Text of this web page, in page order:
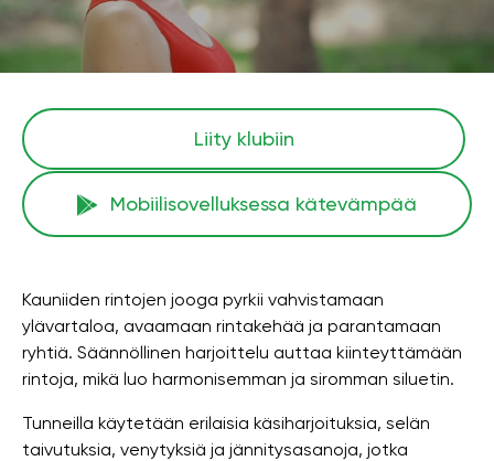
Liity klubiin
Mobiilisovelluksessa kätevämpää
Kauniiden rintojen jooga pyrkii vahvistamaan
ylävartaloa, avaamaan rintakehää ja parantamaan
ryhtiä. Säännöllinen harjoittelu auttaa kiinteyttämään
rintoja, mikä luo harmonisemman ja siromman siluetin.
Tunneilla käytetään erilaisia ​​käsiharjoituksia, selän
taivutuksia, venytyksiä ja jännitysasanoja, jotka